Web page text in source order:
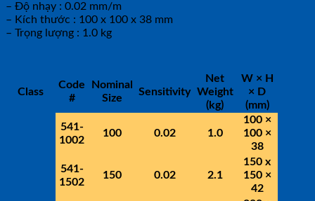
– Độ nhạy : 0.02 mm/m
– Kích thước : 100 x 100 x 38 mm
– Trọng lượng : 1.0 kg
Class
Code
#
Nominal
Size
Sensitivity
Net
Weight
(kg)
W × H
× D
(mm)
541-
1002
100 0.02 1.0
100 ×
100 ×
38
541-
1502
150 0.02 2.1
150 x
150 ×
42